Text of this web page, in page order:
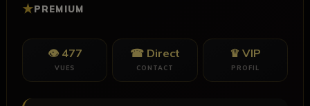
★PREMIUM
👁 477
VUES
☎ Direct
CONTACT
♛ VIP
PROFIL